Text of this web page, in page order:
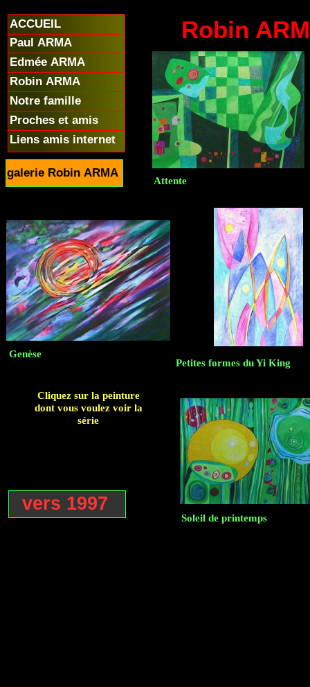
Robin
vers 1997
Attente
Soleil de printemps
Petites formes du Yi King
Genèse
Cliquez sur la peinture
dont vous voulez voir la
série
ACCUEIL
Paul ARMA
Edmée ARMA
Robin ARMA
Notre famille
Proches et amis
Liens amis internet
galerie Robin ARMA